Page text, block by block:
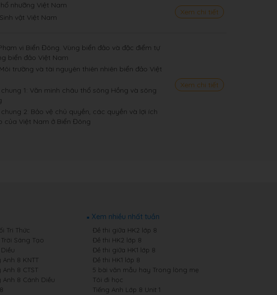
nhưỡng Việt Nam
vật Việt Nam
Xem chi tiết
vi Biển Đông. Vùng biển đảo và đặc điểm tự
biển đảo Việt Nam
trường và tài nguyên thiên nhiên biển đảo Việt
chung 1: Văn minh châu thổ sông Hồng và sông
chung 2: Bảo vệ chủ quyền, các quyền và lợi ích
của Việt Nam ở Biển Đông
Xem chi tiết
Tri Thức
Sáng Tạo
8 KNTT
8 CTST
Anh 8 Cánh Diều
Xem nhiều nhất tuần
Đề thi giữa HK2 lớp 8
Đề thi HK2 lớp 8
Đề thi giữa HK1 lớp 8
Đề thi HK1 lớp 8
5 bài văn mẫu hay Trong lòng mẹ
Tôi đi học
Tiếng Anh Lớp 8 Unit 1